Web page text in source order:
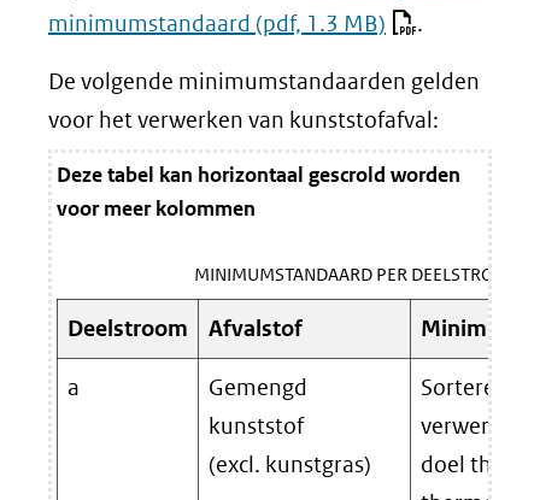
minimumstandaard (pdf, 1.3 MB) .
De volgende minimumstandaarden gelden
voor het verwerken van kunststofafval:
Deze tabel kan horizontaal gescrold worden
voor meer kolommen
MINIMUMSTANDAARD PER DEELSTROOM
Deelstroom Afvalstof
a
Gemengd
kunststof
(excl. kunstgras)
Sorteren of
verwerken
doel